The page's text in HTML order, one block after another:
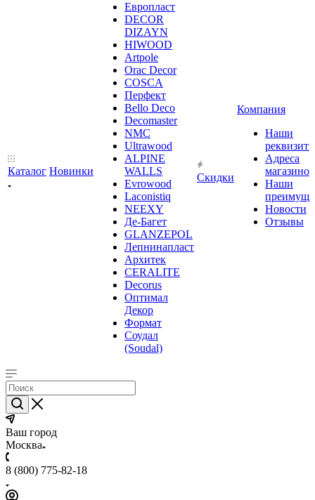
Каталог Новинки
Европласт
DECOR
DIZAYN
HIWOOD
Artpole
Orac Decor
COSCA
Перфект
Bello Deco
Decomaster
NMС
Ultrawood
ALPINE
WALLS
Evrowood
Laconistiq
NEEXY
Де-Багет
GLANZEPOL
Лепнинапласт
Архитек
CERALITE
Decorus
Оптимал
Декор
Формат
Соудал
(Soudal)
Скидки
Компания
Наши
Адреса
магазинов
Наши
Новости
Отзывы
Ваш город
Москва
8 (800) 775-82-18